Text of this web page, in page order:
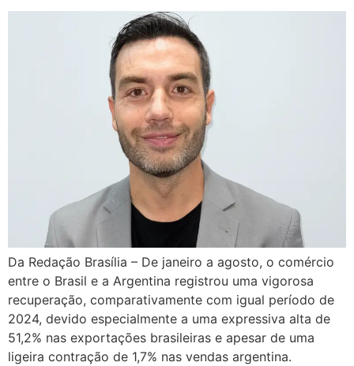
Da Redação Brasília – De janeiro a agosto, o comércio
entre o Brasil e a Argentina registrou uma vigorosa
recuperação, comparativamente com igual período de
2024, devido especialmente a uma expressiva alta de
51,2% nas exportações brasileiras e apesar de uma
ligeira contração de 1,7% nas vendas argentina.